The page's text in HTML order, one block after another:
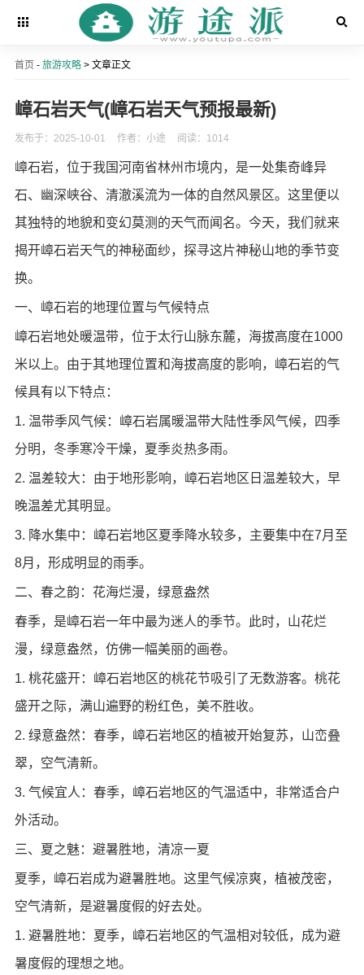
首页 - 旅游攻略> 文章正文
嶂石岩天气(嶂石岩天气预报最新)
发布于：2025-10-01 作者：小途 阅读：1014
嶂石岩，位于我国河南省林州市境内，是一处集奇峰异
石、幽深峡谷、清澈溪流为一体的自然风景区。这里便以
其独特的地貌和变幻莫测的天气而闻名。今天，我们就来
揭开嶂石岩天气的神秘面纱，探寻这片神秘山地的季节变
换。
一、嶂石岩的地理位置与气候特点
嶂石岩地处暖温带，位于太行山脉东麓，海拔高度在1000
米以上。由于其地理位置和海拔高度的影响，嶂石岩的气
候具有以下特点：
1. 温带季风气候：嶂石岩属暖温带大陆性季风气候，四季
分明，冬季寒冷干燥，夏季炎热多雨。
2. 温差较大：由于地形影响，嶂石岩地区日温差较大，早
晚温差尤其明显。
3. 降水集中：嶂石岩地区夏季降水较多，主要集中在7月至
8月，形成明显的雨季。
二、春之韵：花海烂漫，绿意盎然
春季，是嶂石岩一年中最为迷人的季节。此时，山花烂
漫，绿意盎然，仿佛一幅美丽的画卷。
1. 桃花盛开：嶂石岩地区的桃花节吸引了无数游客。桃花
盛开之际，满山遍野的粉红色，美不胜收。
2. 绿意盎然：春季，嶂石岩地区的植被开始复苏，山峦叠
翠，空气清新。
3. 气候宜人：春季，嶂石岩地区的气温适中，非常适合户
外活动。
三、夏之魅：避暑胜地，清凉一夏
夏季，嶂石岩成为避暑胜地。这里气候凉爽，植被茂密，
空气清新，是避暑度假的好去处。
1. 避暑胜地：夏季，嶂石岩地区的气温相对较低，成为避
暑度假的理想之地。